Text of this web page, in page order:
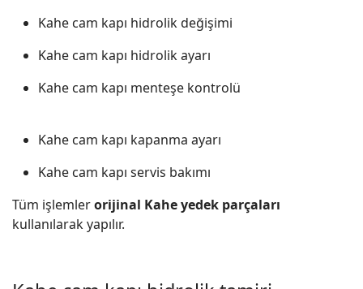
Kahe cam kapı hidrolik değişimi
Kahe cam kapı hidrolik ayarı
Kahe cam kapı menteşe kontrolü
Kahe cam kapı kapanma ayarı
Kahe cam kapı servis bakımı
Tüm işlemlerorijinal Kahe yedek parçaları
kullanılarak yapılır.